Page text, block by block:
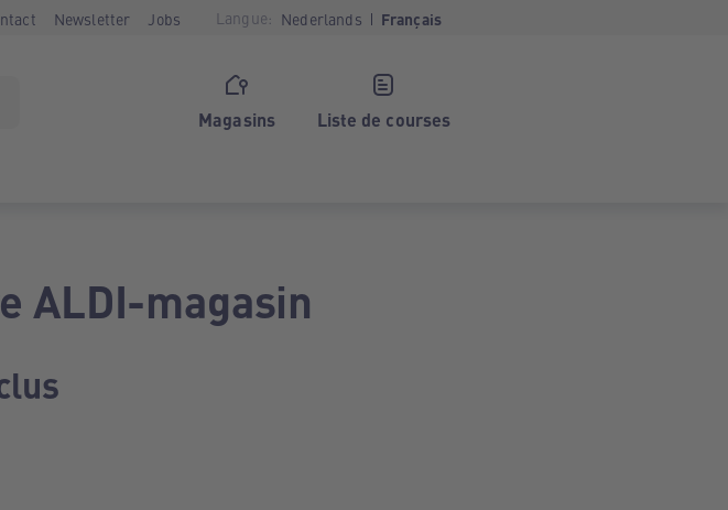
Newsletter Jobs Langue: Nederlands Français
Magasins Liste de courses
ALDI-magasin